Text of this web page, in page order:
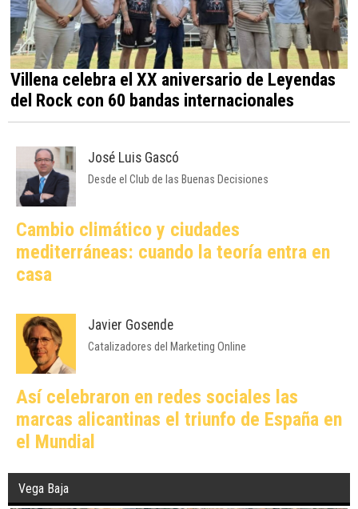
Villena celebra el XX aniversario de Leyendas
del Rock con 60 bandas internacionales
José Luis Gascó
Desde el Club de las Buenas Decisiones
Cambio climático y ciudades
mediterráneas: cuando la teoría entra en
casa
Javier Gosende
Catalizadores del Marketing Online
Así celebraron en redes sociales las
marcas alicantinas el triunfo de España en
el Mundial
Vega Baja